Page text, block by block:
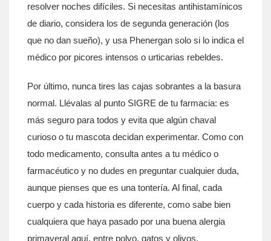
resolver noches difíciles. Si necesitas antihistamínicos
de diario, considera los de segunda generación (los
que no dan sueño), y usa Phenergan solo si lo indica el
médico por picores intensos o urticarias rebeldes.
Por último, nunca tires las cajas sobrantes a la basura
normal. Llévalas al punto SIGRE de tu farmacia: es
más seguro para todos y evita que algún chaval
curioso o tu mascota decidan experimentar. Como con
todo medicamento, consulta antes a tu médico o
farmacéutico y no dudes en preguntar cualquier duda,
aunque pienses que es una tontería. Al final, cada
cuerpo y cada historia es diferente, como sabe bien
cualquiera que haya pasado por una buena alergia
primaveral aquí, entre polvo, gatos y olivos.